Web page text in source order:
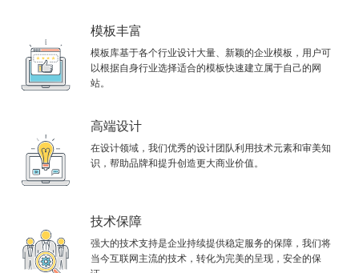
模板丰富
模板库基于各个行业设计大量、新颖的企业模板，用户可
以根据自身行业选择适合的模板快速建立属于自己的网
站。
高端设计
在设计领域，我们优秀的设计团队利用技术元素和审美知
识，帮助品牌和提升创造更大商业价值。
技术保障
强大的技术支持是企业持续提供稳定服务的保障，我们将
当今互联网主流的技术，转化为完美的呈现，安全的保